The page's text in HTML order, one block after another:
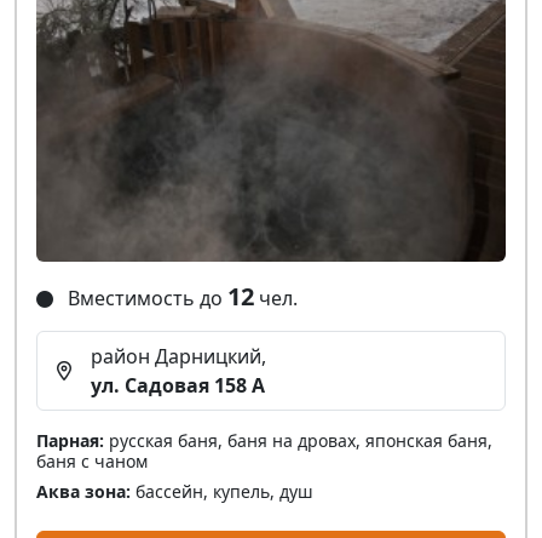
Вместимость до 12 чел.
район Дарницкий,
ул. Садовая 158 А
Парная: русская баня, баня на дровах, японская баня,
баня с чаном
Аква зона: бассейн, купель, душ